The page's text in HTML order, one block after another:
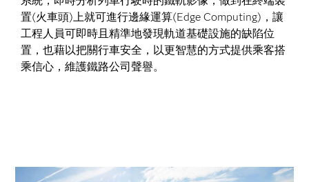
置(火車頭)上就可進行邊緣運算(Edge Computing)，讓
工程人員可即時且精準地發現軌道基礎設施的缺陷位
置，也藉以把關行車安全，以更智慧的方式提供乘客搭
乘信心，維護鐵路公司聲譽。